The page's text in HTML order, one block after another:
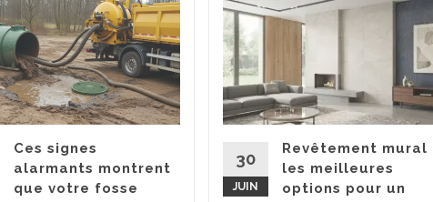
Ces signes
alarmants montrent
que votre fosse
30
JUIN
Revêtement mural
les meilleures
options pour un